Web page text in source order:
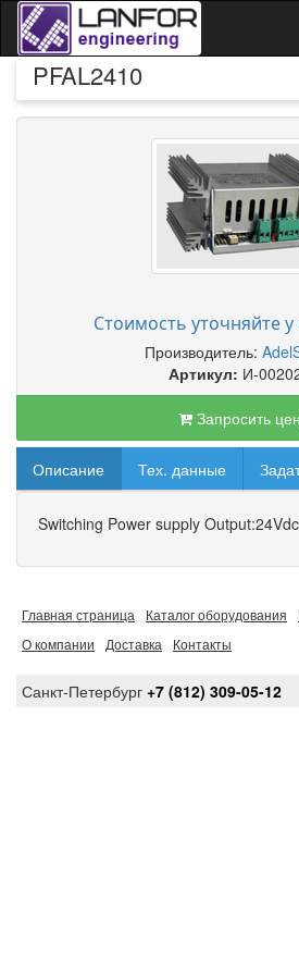
PFAL2410
Стоимость уточняйте
Производитель:
Артикул: И-
Запросить
Описание Тех. данные
Switching Power supply
Главная страница Каталог оборудования
О компании
Доставка Контакты
Санкт-Петербург +7 (812) 309-05-12